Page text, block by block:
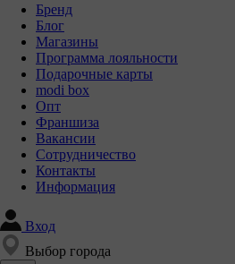
Бренд
Блог
Магазины
Программа лояльности
Подарочные карты
modi box
Опт
Франшиза
Вакансии
Сотрудничество
Контакты
Информация
Вход
Выбор города